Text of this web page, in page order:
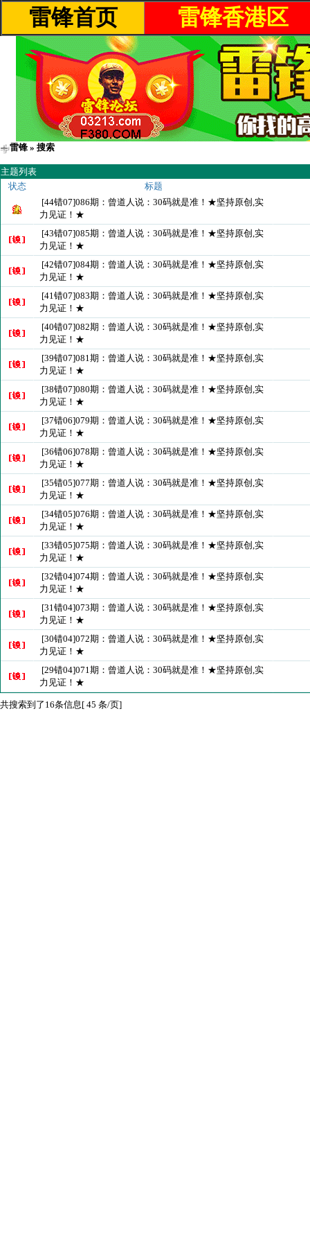
雷锋首页 雷锋香港区
雷锋 » 搜索
主题列表
状态
标题
[44错07]086期：曾道人说：30码就是准！★坚持原创,实
力见证！★
[43错07]085期：曾道人说：30码就是准！★坚持原创,实
力见证！★
[42错07]084期：曾道人说：30码就是准！★坚持原创,实
力见证！★
[41错07]083期：曾道人说：30码就是准！★坚持原创,实
力见证！★
[40错07]082期：曾道人说：30码就是准！★坚持原创,实
力见证！★
[39错07]081期：曾道人说：30码就是准！★坚持原创,实
力见证！★
[38错07]080期：曾道人说：30码就是准！★坚持原创,实
力见证！★
[37错06]079期：曾道人说：30码就是准！★坚持原创,实
力见证！★
[36错06]078期：曾道人说：30码就是准！★坚持原创,实
力见证！★
[35错05]077期：曾道人说：30码就是准！★坚持原创,实
力见证！★
[34错05]076期：曾道人说：30码就是准！★坚持原创,实
力见证！★
[33错05]075期：曾道人说：30码就是准！★坚持原创,实
力见证！★
[32错04]074期：曾道人说：30码就是准！★坚持原创,实
力见证！★
[31错04]073期：曾道人说：30码就是准！★坚持原创,实
力见证！★
[30错04]072期：曾道人说：30码就是准！★坚持原创,实
力见证！★
[29错04]071期：曾道人说：30码就是准！★坚持原创,实
力见证！★
共搜索到了16条信息[ 45 条/页]